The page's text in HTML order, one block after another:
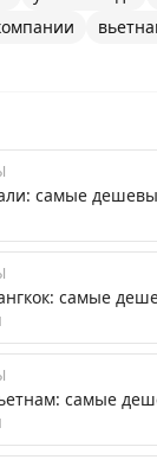
самые
самые
самые